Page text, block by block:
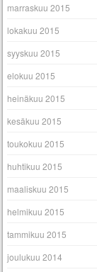
marraskuu 2015
lokakuu 2015
syyskuu 2015
elokuu 2015
heinäkuu 2015
kesäkuu 2015
toukokuu 2015
huhtikuu 2015
maaliskuu 2015
helmikuu 2015
tammikuu 2015
joulukuu 2014